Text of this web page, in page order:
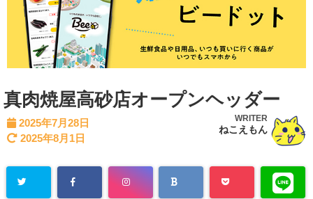
真肉焼屋高砂店オープンヘッダー
2025年7月28日
2025年8月1日
WRITER
ねこえもん